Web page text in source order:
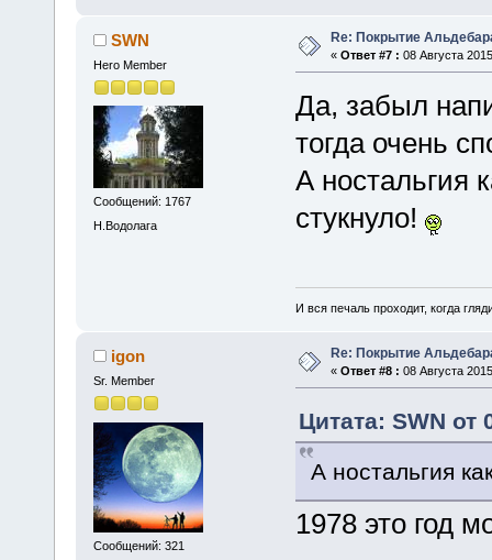
SWN
Hero Member
Сообщений: 1767
Н.Водолага
Re: Покрытие
« Ответ #7 : 08 Августа
Да, забыл
тогда очень
А ностальгия
стукнуло!
И вся печаль проходит, когда
igon
Sr. Member
Сообщений: 321
Re: Покрытие
« Ответ #8 : 08 Августа
Цитата: SWN от
А ностальгия
1978 это год